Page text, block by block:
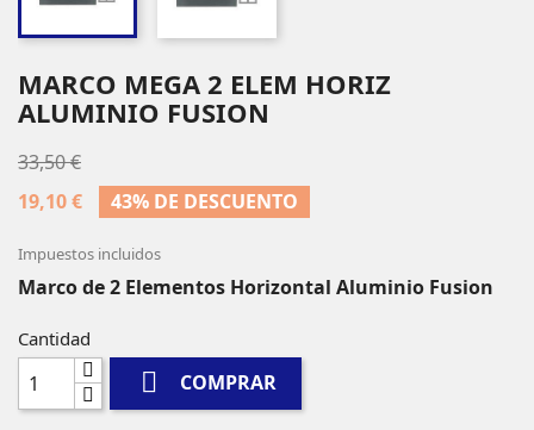
MARCO MEGA 2 ELEM HORIZ
ALUMINIO FUSION
33,50 €
19,10 €
43% DE DESCUENTO
Impuestos incluidos
Marco de 2 Elementos Horizontal Aluminio Fusion
Cantidad
 COMPRAR